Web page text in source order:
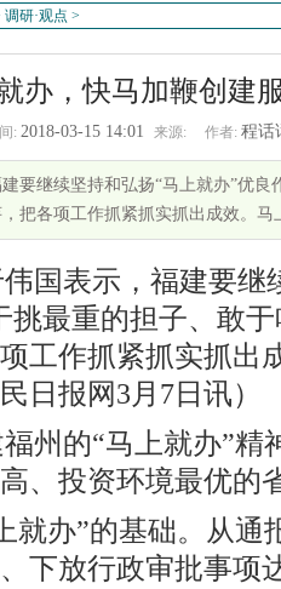
调研·观点 >
办，快马加鞭创建
: 2018-03-15 14:01 来源: 作者: 程
要继续坚持和弘扬“马上就办”优
把各项工作抓紧抓实抓出成效。
国表示，福建要继
挑最重的担子、敢
工作抓紧抓实抓出
日报网3月7日讯）
州的“马上就办”精
、投资环境最优的
就办”的基础。从通
下放行政审批事项